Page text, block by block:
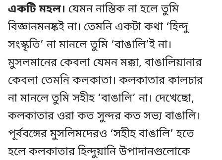
একটি মহল। যেমন নাস্তিক না হলে তুমি
বিজ্ঞানমনষ্কই না। তেমনি একটা কথা ‘হিন্দু
সংস্কৃতি’ না মানলে তুমি ‘বাঙালি’ই না।
মুসলমানের কেবলা যেমন মক্কা, বাঙালিয়ানার
কেবলা তেমনি কলকাতা। কলকাতার কালচার
না মানলে তুমি সহীহ ‘বাঙালি’ না। দেখেছো,
কলকাতার ওরা কত সুন্দর কত সভ্য বাঙালি।
পূর্ববঙ্গের মুসলিমদেরও ‘সহীহ বাঙালি’ হতে
হলে কলকাতার হিন্দুয়ানি উপাদানগুলোকে